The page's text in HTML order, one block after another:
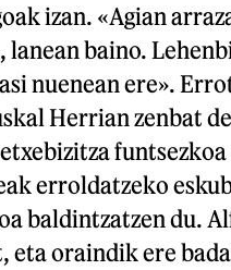
izan. «Agian
baino.
nuenean ere».
Herrian zenbat
funtsezkoa
erroldatzeko
baldintzatzen du.
eta oraindik ere